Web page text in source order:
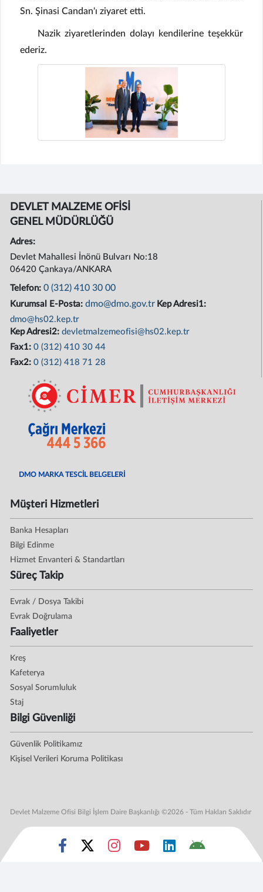
Sn. Şinasi Candan'ı ziyaret etti.
Nazik ziyaretlerinden dolayı kendilerine teşekkür
ederiz.
DEVLET MALZEME OFİSİ
GENEL MÜDÜRLÜĞÜ
Adres:
Devlet Mahallesi İnönü Bulvarı No:18
06420 Çankaya/ANKARA
Telefon:0 (312) 410 30 00
Kurumsal E-Posta:dmo@dmo.gov.tr Kep Adresi1:
dmo@hs02.kep.tr
Kep Adresi2:devletmalzemeofisi@hs02.kep.tr
Fax1:0 (312) 410 30 44
Fax2:0 (312) 418 71 28
DMO MARKA TESCİL BELGELERİ
Müşteri Hizmetleri
Banka Hesapları
Bilgi Edinme
Hizmet Envanteri & Standartları
Süreç Takip
Evrak / Dosya Takibi
Evrak Doğrulama
Faaliyetler
Kreş
Kafeterya
Sosyal Sorumluluk
Staj
Bilgi Güvenliği
Güvenlik Politikamız
Kişisel Verileri Koruma Politikası
Devlet Malzeme Ofisi Bilgi İşlem Daire Başkanlığı ©2026 - Tüm Hakları Saklıdır